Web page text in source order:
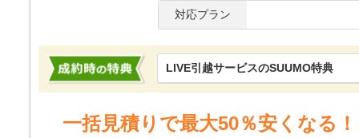
対応プラン
LIVE引越サービスのSUUMO特典
一括見積りで最大50％安くなる！